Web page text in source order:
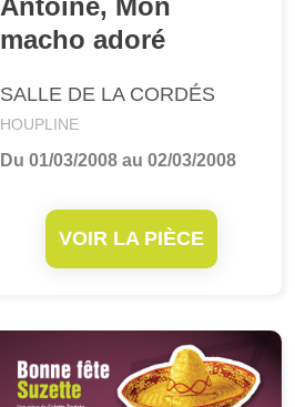
macho adoré
SALLE DE LA CORDÉS
HOUPLINE
Du 01/03/2008 au 02/03/2008
VOIR LA PIÈCE